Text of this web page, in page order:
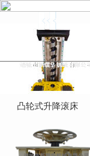
凸轮式升降滚床